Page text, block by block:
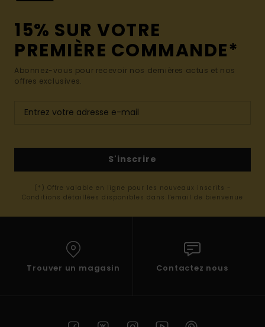
15% SUR VOTRE
PREMIÈRE COMMANDE*
Abonnez-vous pour recevoir nos dernières actus et nos
offres exclusives.
S'inscrire
(*) Offre valable en ligne pour les nouveaux inscrits -
Conditions détaillées disponibles dans l'email de bienvenue
Trouver un magasin Contactez nous